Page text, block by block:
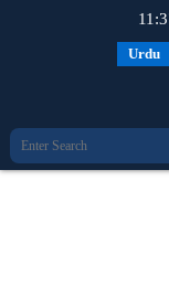
Urdu